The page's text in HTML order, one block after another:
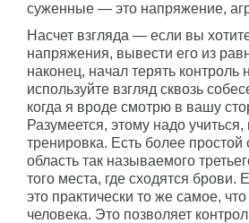
суженные — это напряжение,
Насчет взгляда — если вы
напряжения, вывести его из
наконец, начал терять
используйте взгляд сквозь
когда я вроде смотрю в вашу
Разумеется, этому надо
тренировка. Есть более простой
область так называемого
того места, где сходятся
это практически то же самое,
человека. Это позволяет